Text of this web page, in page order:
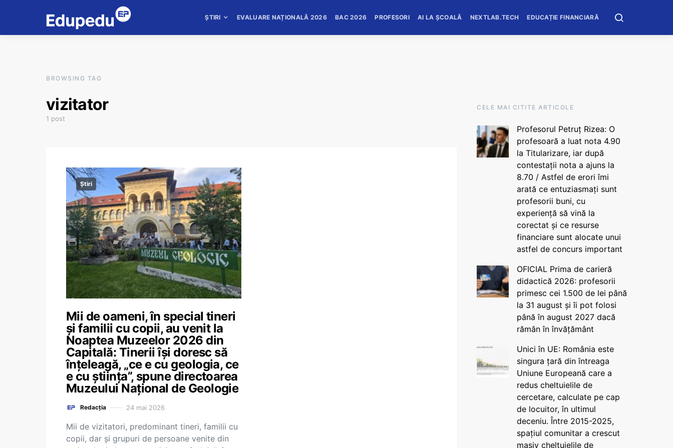
ȘTIRI EVALUARE NAȚIONALĂ 2026 BAC 2026 PROFESORI AI LA ȘCOALĂ NEXTLAB.TECH EDUCAȚIE FINANCIARĂ
BROWSING TAG
vizitator
1 post
Știri
Mii de oameni, în special tineri
și familii cu copii, au venit la
Noaptea Muzeelor 2026 din
Capitală: Tinerii îşi doresc să
înţeleagă, „ce e cu geologia, ce
e cu ştiinţa”, spune directoarea
Muzeului Național de Geologie
Redacția 24 mai 2026
Mii de vizitatori, predominant tineri, familii cu
copii, dar şi grupuri de persoane venite din
CELE MAI CITITE ARTICOLE
Profesorul Petruț Rizea: O
profesoară a luat nota 4.90
la Titularizare, iar după
contestații nota a ajuns la
8.70 / Astfel de erori îmi
arată ce entuziasmați sunt
profesorii buni, cu
experiență să vină la
corectat și ce resurse
financiare sunt alocate unui
astfel de concurs important
OFICIAL Prima de carieră
didactică 2026: profesorii
primesc cei 1.500 de lei până
la 31 august și îi pot folosi
până în august 2027 dacă
rămân în învățământ
Unici în UE: România este
singura țară din întreaga
Uniune Europeană care a
redus cheltuielile de
cercetare, calculate pe cap
de locuitor, în ultimul
deceniu. Între 2015-2025,
spațiul comunitar a crescut
masiv cheltuielile de